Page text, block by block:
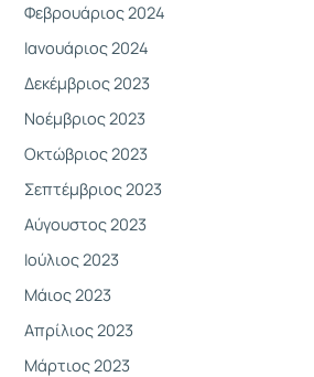
Φεβρουάριος 2024
Ιανουάριος 2024
Δεκέμβριος 2023
Νοέμβριος 2023
Οκτώβριος 2023
Σεπτέμβριος 2023
Αύγουστος 2023
Ιούλιος 2023
Μάιος 2023
Απρίλιος 2023
Μάρτιος 2023